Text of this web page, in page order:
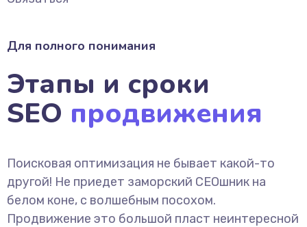
Для полного понимания
Этапы и сроки
SEO продвижения
Поисковая оптимизация не бывает какой-то
другой! Не приедет заморский СЕОшник на
белом коне, с волшебным посохом.
Продвижение это большой пласт неинтересной